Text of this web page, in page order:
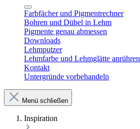
Farbfächer und Pigmentrechner
Bohren und Dübel in Lehm​
Pigmente genau abmessen
Downloads
Lehmputzer
Lehmfarbe und Lehmglätte anrühren
Kontakt
Untergründe vorbehandeln
Menü schließen
Inspiration